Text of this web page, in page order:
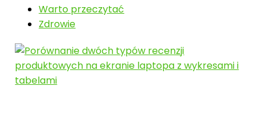
Warto przeczytać
Zdrowie